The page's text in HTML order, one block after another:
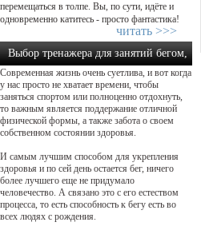
перемещаться в толпе. Вы, по сути, идёте и
одновременно катитесь - просто фантастика!
читать >>>
Выбор тренажера для занятий бегом,
как осуществить прав...
Современная жизнь очень суетлива, и вот когда
у нас просто не хватает времени, чтобы
заняться спортом или полноценно отдохнуть,
то важным является поддержание отличной
физической формы, а также забота о своем
собственном состоянии здоровья.
И самым лучшим способом для укрепления
здоровья и по сей день остается бег, ничего
более лучшего еще не придумало
человечество. А связано это с его естеством
процесса, то есть способность к бегу есть во
всех людях с рождения.